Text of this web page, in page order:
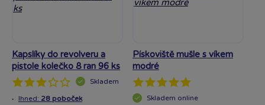
Kapslíky do revolveru a
pistole kolečko 8 ran 96 ks
Skladem
· Ihned: 28 poboček
Pískoviště mušle s víkem
modré
Skladem online